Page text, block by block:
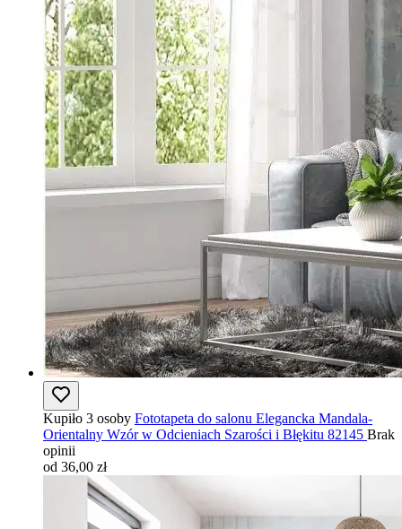
Kupiło 3 osoby Fototapeta do salonu Elegancka Mandala-
Orientalny Wzór w Odcieniach Szarości i Błękitu 82145 Brak
opinii
od 36,00 zł